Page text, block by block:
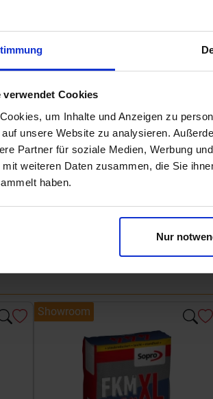
verwendet Cookies
um Inhalte und Anzeigen zu
unsere Website zu analysieren.
Partner für soziale Medien, Werbung
weiteren Daten zusammen, die Sie
haben.
Nur
Showroom